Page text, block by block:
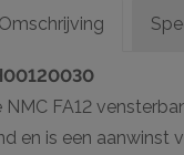
Omschrijving
NMC FA12
en is een aanwinst